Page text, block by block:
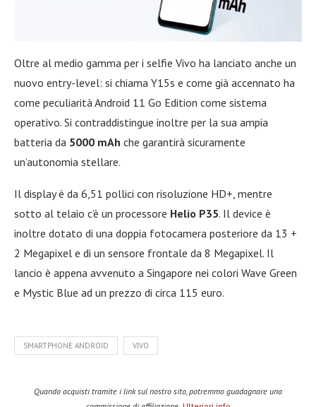
Oltre al medio gamma per i selfie Vivo ha lanciato anche un
nuovo entry-level: si chiama Y15s e come già accennato ha
come peculiarità Android 11 Go Edition come sistema
operativo. Si contraddistingue inoltre per la sua ampia
batteria da 5000 mAh che garantirà sicuramente
un’autonomia stellare.
Il display è da 6,51 pollici con risoluzione HD+, mentre
sotto al telaio c’è un processore Helio P35. Il device è
inoltre dotato di una doppia fotocamera posteriore da 13 +
2 Megapixel e di un sensore frontale da 8 Megapixel. Il
lancio è appena avvenuto a Singapore nei colori Wave Green
e Mystic Blue ad un prezzo di circa 115 euro.
SMARTPHONE ANDROID VIVO
Quando acquisti tramite i link sul nostro sito, potremmo guadagnare una